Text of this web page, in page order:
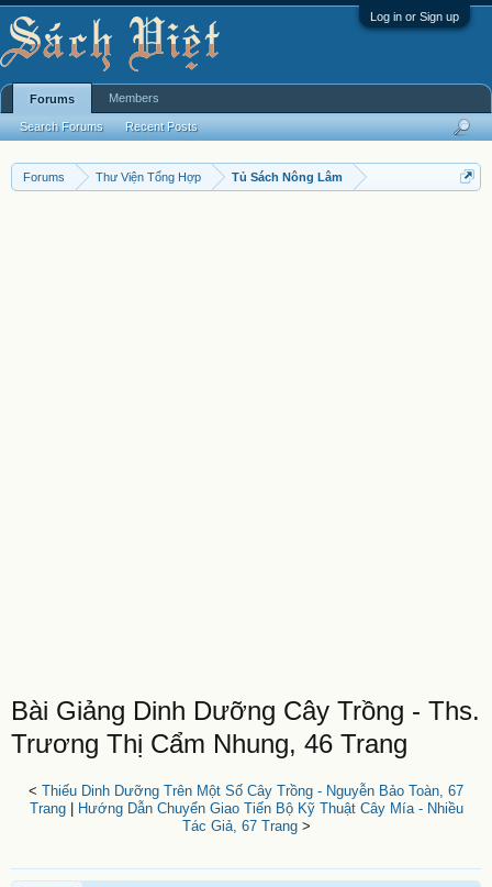
Log in or Sign up
Forums Thư Viện Tổng Hợp Tủ Sách Nông Lâm
Bài Giảng Dinh Dưỡng Cây Trồng - Ths.
Trương Thị Cẩm Nhung, 46 Trang
< Thiếu Dinh Dưỡng Trên Một Số Cây Trồng - Nguyễn Bảo Toàn, 67
Trang|
Hướng Dẫn Chuyển Giao Tiến Bộ Kỹ Thuật Cây Mía - Nhiều
Tác Giả, 67 Trang>
Forums
Search Forums Recent Posts
Members